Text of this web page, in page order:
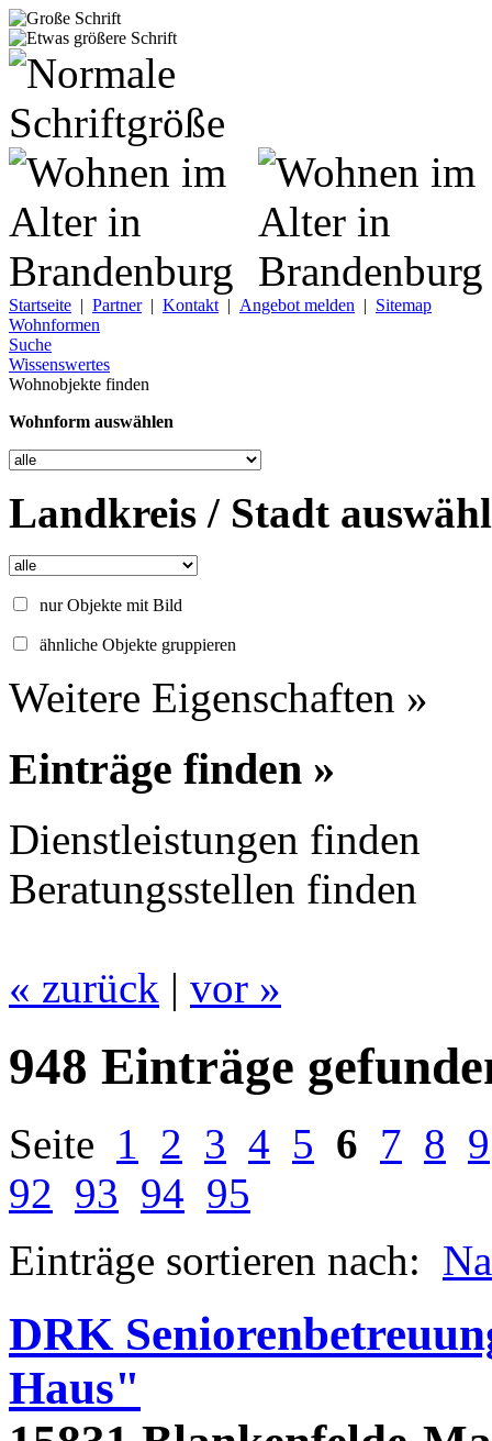
Startseite | Partner| Kontakt | Angebot melden | Sitemap
Wohnformen
Suche
Wissenswertes
Wohnobjekte finden
Wohnform auswählen
Landkreis / Stadt
nur Objekte mit Bild
ähnliche Objekte gruppieren
Weitere Eigenschaften »
Einträge finden »
Dienstleistungen finden
Beratungsstellen finden
« zurück | vor »
948 Einträge
Seite 1 2 3 4 5 6 7 8 9
92 93 94 95
Einträge sortieren nach:
DRK
Haus"